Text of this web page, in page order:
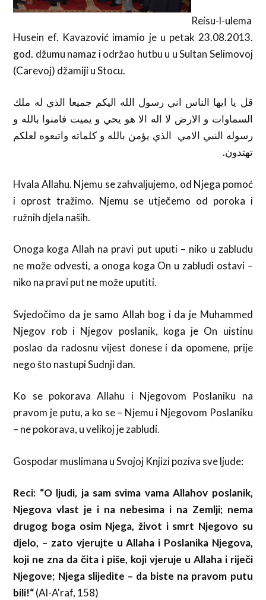
Reisu-l-ulema
Husein ef. Kavazović imamio je u petak 23.08.2013.
god. džumu namaz i održao hutbu u u Sultan Selimovoj
(Carevoj) džamiji u Stocu.
قل يا ايها الناس اني رسول الله اليكم جميعا الذي له ملك
السماوات و الارض لا اله الا هو يحي و يميت فامنوا بالله و
رسوله النبي الامي الذي يؤمن بالله و كلماته واتبعوه لعلكم
تهتدون.
Hvala Allahu. Njemu se zahvaljujemo, od Njega pomoć
i oprost tražimo. Njemu se utječemo od poroka i
ružnih djela naših.
Onoga koga Allah na pravi put uputi – niko u zabludu
ne može odvesti, a onoga koga On u zabludi ostavi –
niko na pravi put ne može uputiti.
Svjedočimo da je samo Allah bog i da je Muhammed
Njegov rob i Njegov poslanik, koga je On uistinu
poslao da radosnu vijest donese i da opomene, prije
nego što nastupi Sudnji dan.
Ko se pokorava Allahu i Njegovom Poslaniku na
pravom je putu, a ko se – Njemu i Njegovom Poslaniku
– ne pokorava, u velikoj je zabludi.
Gospodar muslimana u Svojoj Knjizi poziva sve ljude:
Reci: “O ljudi, ja sam svima vama Allahov poslanik,
Njegova vlast je i na nebesima i na Zemlji; nema
drugog boga osim Njega, život i smrt Njegovo su
djelo, – zato vjerujte u Allaha i Poslanika Njegova,
koji ne zna da čita i piše, koji vjeruje u Allaha i riječi
Njegove; Njega slijedite – da biste na pravom putu
bili!“(Al-A'raf, 158)